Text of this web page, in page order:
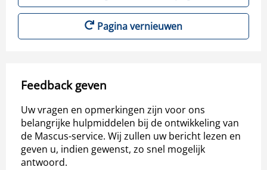
Pagina vernieuwen
Feedback geven
Uw vragen en opmerkingen zijn voor ons
belangrijke hulpmiddelen bij de ontwikkeling van
de Mascus-service. Wij zullen uw bericht lezen en
geven u, indien gewenst, zo snel mogelijk
antwoord.